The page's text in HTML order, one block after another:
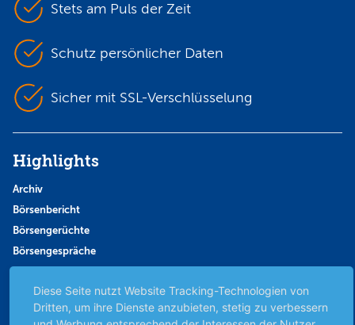
Stets am Puls der Zeit
Schutz persönlicher Daten
Sicher mit SSL-Verschlüsselung
Highlights
Archiv
Börsenbericht
Börsengerüchte
Börsengespräche
Favoriten
Finanzpodcast
Diese Seite nutzt Website Tracking-Technologien von
Dritten, um ihre Dienste anzubieten, stetig zu verbessern